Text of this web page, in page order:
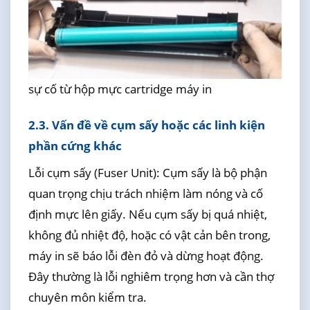
sự cố từ hộp mực cartridge máy in
2.3. Vấn đề về cụm sấy hoặc các linh kiện
phần cứng khác
Lỗi cụm sấy (Fuser Unit): Cụm sấy là bộ phận
quan trọng chịu trách nhiệm làm nóng và cố
định mực lên giấy. Nếu cụm sấy bị quá nhiệt,
không đủ nhiệt độ, hoặc có vật cản bên trong,
máy in sẽ báo lỗi đèn đỏ và dừng hoạt động.
Đây thường là lỗi nghiêm trọng hơn và cần thợ
chuyên môn kiểm tra.